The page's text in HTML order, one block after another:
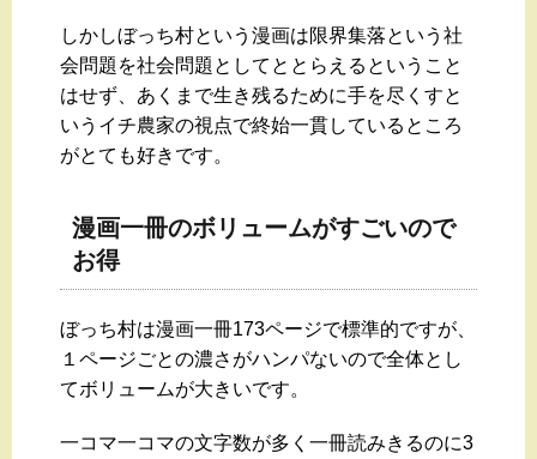
しかしぼっち村という漫画は限界集落という社
会問題を社会問題としてととらえるということ
はせず、あくまで生き残るために手を尽くすと
いうイチ農家の視点で終始一貫しているところ
がとても好きです。
漫画一冊のボリュームがすごいので
お得
ぼっち村は漫画一冊173ページで標準的ですが、
１ページごとの濃さがハンパないので全体とし
てボリュームが大きいです。
一コマ一コマの文字数が多く一冊読みきるのに3